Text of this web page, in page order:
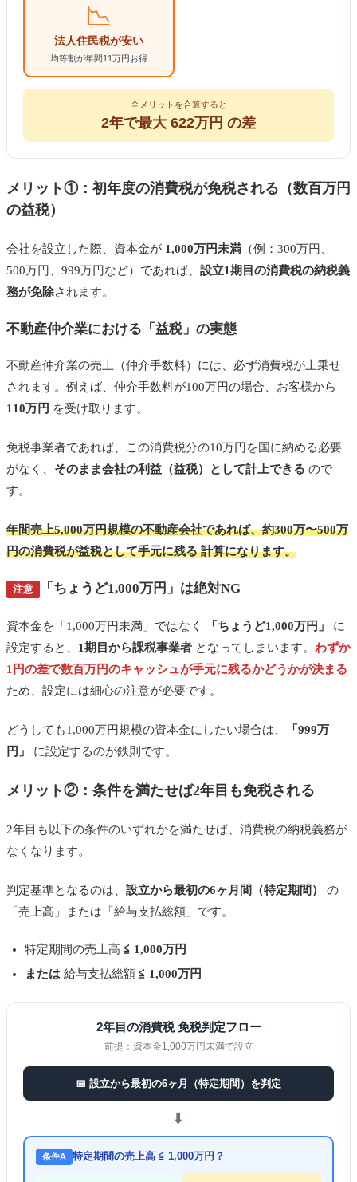
📉
法人住民税が安い
均等割が年間11万円お得
全メリットを合算すると
2年で最大 622万円 の差
メリット①：初年度の消費税が免税される（数百万円
の益税）
会社を設立した際、資本金が 1,000万円未満 （例：300万円、
500万円、999万円など）であれば、 設立1期目の消費税の納税義
務が免除されます。
不動産仲介業における「益税」の実態
不動産仲介業の売上（仲介手数料）には、必ず消費税が上乗せ
されます。例えば、仲介手数料が100万円の場合、お客様から
110万円 を受け取ります。
免税事業者であれば、この消費税分の10万円を国に納める必要
がなく、 そのまま会社の利益（益税）として計上できる ので
す。
年間売上5,000万円規模の不動産会社であれば、約300万〜500万
円の消費税が益税として手元に残る計算になります。
注意 「ちょうど1,000万円」は絶対NG
資本金を「1,000万円未満」ではなく 「ちょうど1,000万円」
に
設定すると、 1期目から課税事業者 となってしまいます。 わずか
1円の差で数百万円のキャッシュが手元に残るかどうかが決まる
ため、設定には細心の注意が必要です。
どうしても1,000万円規模の資本金にしたい場合は、
「999万
円」
に設定するのが鉄則です。
メリット②：条件を満たせば2年目も免税される
2年目も以下の条件のいずれかを満たせば、消費税の納税義務が
なくなります。
判定基準となるのは、 設立から最初の6ヶ月間（特定期間）
の
「売上高」または「給与支払総額」です。
特定期間の売上高 ≦ 1,000万円
または給与支払総額 ≦ 1,000万円
2年目の消費税 免税判定フロー
前提：資本金1,000万円未満で設立
📅 設立から最初の6ヶ月（特定期間）を判定
⬇️
条件A 特定期間の売上高 ≦ 1,000万円？